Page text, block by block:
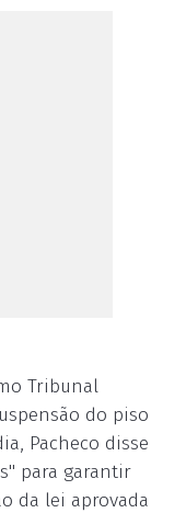
Tribunal
do piso
Pacheco disse
para garantir
da lei aprovada